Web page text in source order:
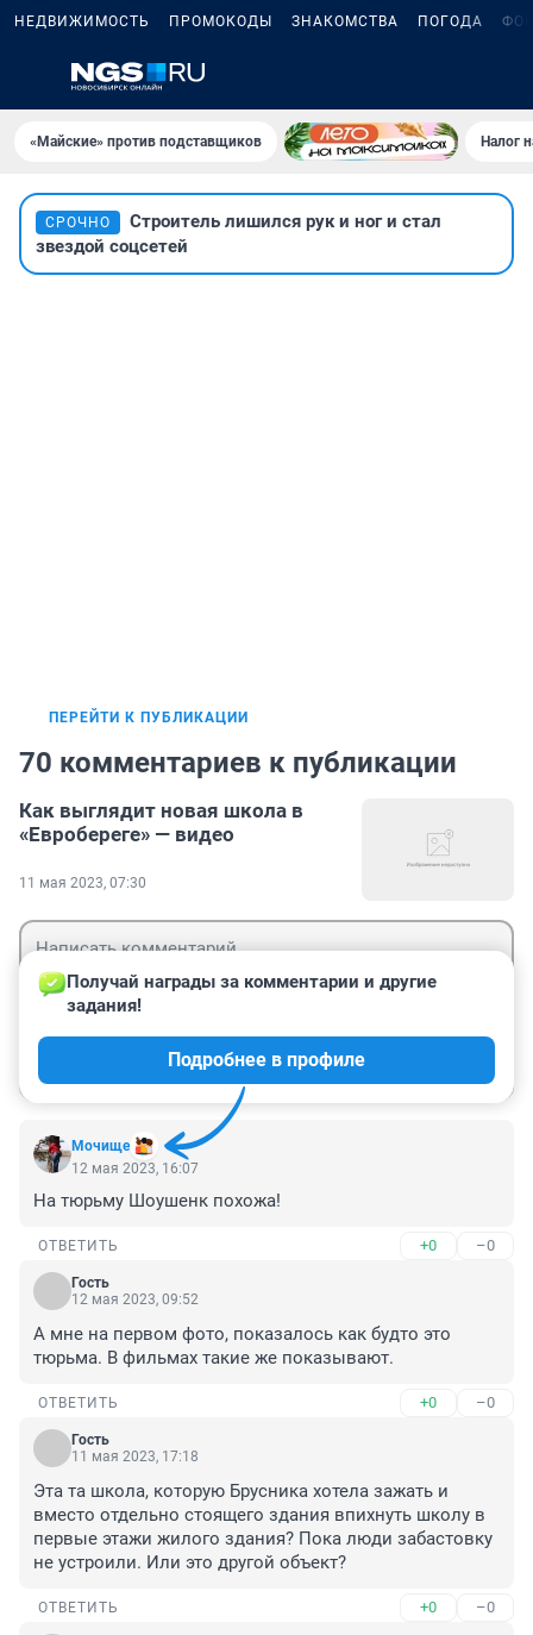
НЕДВИЖИМОСТЬ ПРОМОКОДЫ ЗНАКОМСТВА ПОГОДА
«Майские» против подставщиков Налог
СРОЧНО
Строитель лишился рук и ног и стал
звездой соцсетей
ПЕРЕЙТИ К ПУБЛИКАЦИИ
70 комментариев к публикации
Как выглядит новая школа в
«Евробереге» — видео
11 мая 2023, 07:30
Мочище
Получай награды за комментарии и другие
задания!
Подробнее в профиле
12 мая 2023, 16:07
На тюрьму Шоушенк похожа!
ОТВЕТИТЬ +0 –0
Гость
12 мая 2023, 09:52
А мне на первом фото, показалось как будто это
тюрьма. В фильмах такие же показывают.
ОТВЕТИТЬ +0 –0
Гость
11 мая 2023, 17:18
Эта та школа, которую Брусника хотела зажать и
вместо отдельно стоящего здания впихнуть школу в
первые этажи жилого здания? Пока люди забастовку
не устроили. Или это другой объект?
ОТВЕТИТЬ +0 –0